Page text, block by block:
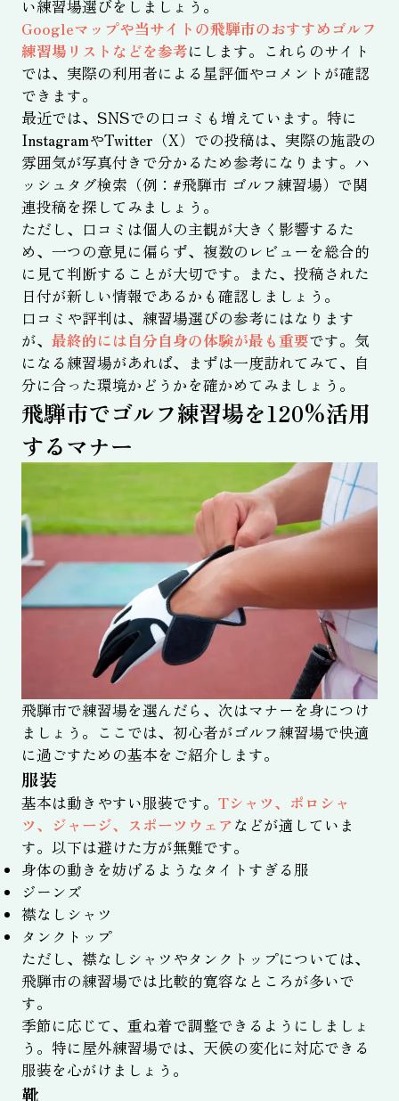
い練習場選びをしましょう。
Googleマップや当サイトの飛騨市のおすすめゴルフ
練習場リストなどを参考にします。これらのサイト
では、実際の利用者による星評価やコメントが確認
できます。
最近では、SNSでの口コミも増えています。特に
InstagramやTwitter（X）での投稿は、実際の施設の
雰囲気が写真付きで分かるため参考になります。ハ
ッシュタグ検索（例：#飛騨市 ゴルフ練習場）で関
連投稿を探してみましょう。
ただし、口コミは個人の主観が大きく影響するた
め、一つの意見に偏らず、複数のレビューを総合的
に見て判断することが大切です。また、投稿された
日付が新しい情報であるかも確認しましょう。
口コミや評判は、練習場選びの参考にはなります
が、 最終的には自分自身の体験が最も重要です。気
になる練習場があれば、まずは一度訪れてみて、自
分に合った環境かどうかを確かめてみましょう。
飛騨市でゴルフ練習場を120%活用
するマナー
飛騨市で練習場を選んだら、次はマナーを身につけ
ましょう。ここでは、初心者がゴルフ練習場で快適
に過ごすための基本をご紹介します。
服装
基本は動きやすい服装です。 Tシャツ、ポロシャ
ツ、ジャージ、スポーツウェアなどが適していま
す。以下は避けた方が無難です。
身体の動きを妨げるようなタイトすぎる服
ジーンズ
襟なしシャツ
タンクトップ
ただし、襟なしシャツやタンクトップについては、
飛騨市の練習場では比較的寛容なところが多いで
す。
季節に応じて、重ね着で調整できるようにしましょ
う。特に屋外練習場では、天候の変化に対応できる
服装を心がけましょう。
靴